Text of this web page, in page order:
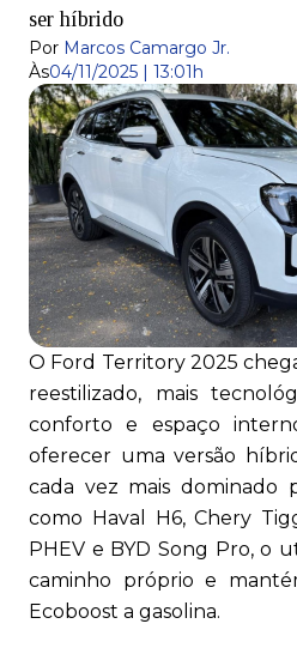
ser híbrido
Por Marcos Camargo Jr.
Às04/11/2025 | 13:01h
O Ford Territory 2025
reestilizado, mais
conforto e espaço
oferecer uma versão
cada vez mais dominado
como Haval H6, Chery
PHEV e BYD Song Pro, o
caminho próprio e
Ecoboost a gasolina.